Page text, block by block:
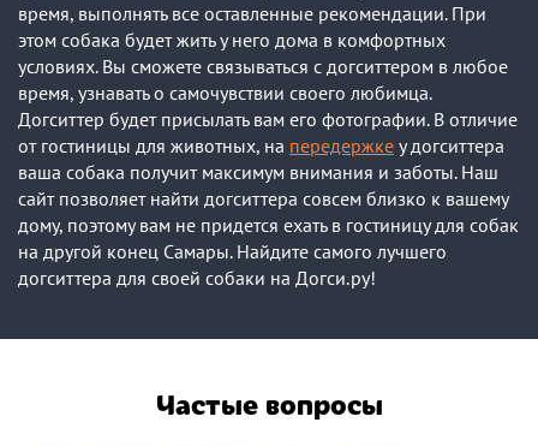
время, выполнять все оставленные рекомендации. При
этом собака будет жить у него дома в комфортных
условиях. Вы сможете связываться с догситтером в любое
время, узнавать о самочувствии своего любимца.
Догситтер будет присылать вам его фотографии. В отличие
от гостиницы для животных, на передержке у догситтера
ваша собака получит максимум внимания и заботы. Наш
сайт позволяет найти догситтера совсем близко к вашему
дому, поэтому вам не придется ехать в гостиницу для собак
на другой конец Самары. Найдите самого лучшего
догситтера для своей собаки на Догси.ру!
Частые вопросы